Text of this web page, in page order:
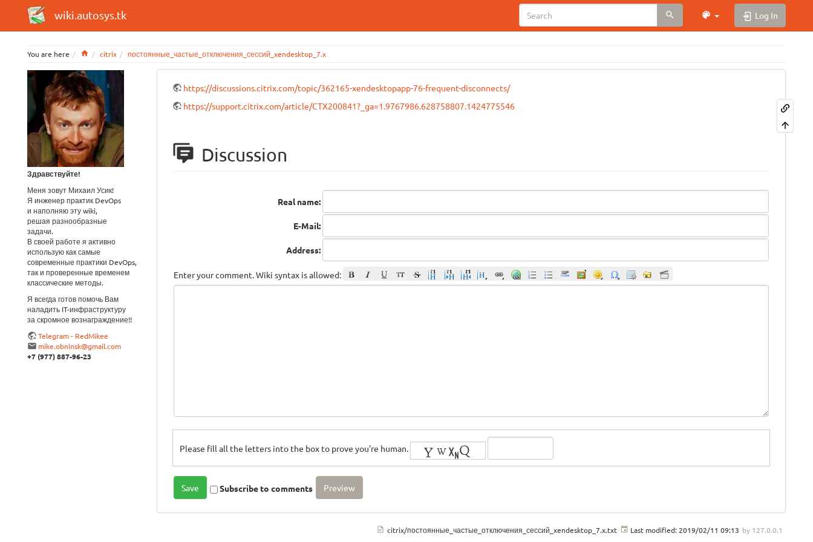
wiki.autosys.tk Log In
You are here Homecitrix постоянные_частые_отключения_сессий_xendesktop_7.x
Здравствуйте!
Меня зовут Михаил Усик!
Я инженер практик DevOps
и наполняю эту wiki,
решая разнообразные
задачи.
В своей работе я активно
использую как самые
современные практики DevOps,
так и проверенные временем
классические методы.
Я всегда готов помочь Вам
наладить IT-инфраструктуру
за скромное вознаграждение!!
Telegram - RedMikee
mike.obninsk@gmail.com
+7 (977) 887-96-23
https://discussions.citrix.com/topic/362165-xendesktopapp-76-frequent-disconnects/
https://support.citrix.com/article/CTX200841?_ga=1.9767986.628758807.1424775546
Discussion
Real name:
E-Mail:
Address:
Enter your comment. Wiki syntax is allowed:
Please fill all the letters into the box to prove you're human.
Subscribe to comments
citrix/постоянные_частые_отключения_сессий_xendesktop_7.x.txt Last modified: 2019/02/11 09:13 by 127.0.0.1